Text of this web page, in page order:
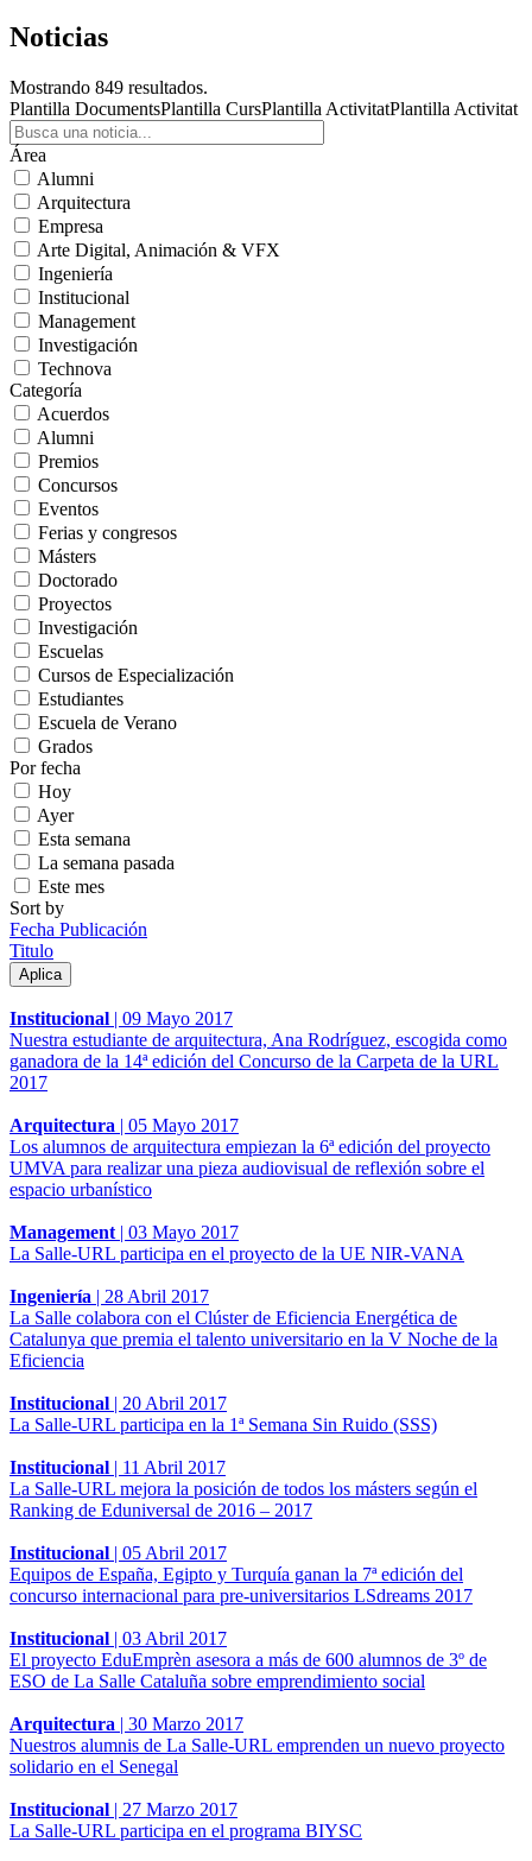
Noticias
Mostrando 849 resultados.
Plantilla DocumentsPlantilla CursPlantilla ActivitatPlantilla Activitat
Área
Alumni
Arquitectura
Empresa
Arte Digital, Animación & VFX
Ingeniería
Institucional
Management
Investigación
Technova
Categoría
Acuerdos
Alumni
Premios
Concursos
Eventos
Ferias y congresos
Másters
Doctorado
Proyectos
Investigación
Escuelas
Cursos de Especialización
Estudiantes
Escuela de Verano
Grados
Por fecha
Hoy
Ayer
Esta semana
La semana pasada
Este mes
Sort by
Fecha Publicación
Titulo
Institucional | 09 Mayo 2017
Nuestra estudiante de arquitectura, Ana Rodríguez, escogida como
ganadora de la 14ª edición del Concurso de la Carpeta de la URL
2017
Arquitectura | 05 Mayo 2017
Los alumnos de arquitectura empiezan la 6ª edición del proyecto
UMVA para realizar una pieza audiovisual de reflexión sobre el
espacio urbanístico
Management | 03 Mayo 2017
La Salle-URL participa en el proyecto de la UE NIR-VANA
Ingeniería | 28 Abril 2017
La Salle colabora con el Clúster de Eficiencia Energética de
Catalunya que premia el talento universitario en la V Noche de la
Eficiencia
Institucional | 20 Abril 2017
La Salle-URL participa en la 1ª Semana Sin Ruido (SSS)
Institucional | 11 Abril 2017
La Salle-URL mejora la posición de todos los másters según el
Ranking de Eduniversal de 2016 – 2017
Institucional | 05 Abril 2017
Equipos de España, Egipto y Turquía ganan la 7ª edición del
concurso internacional para pre-universitarios LSdreams 2017
Institucional | 03 Abril 2017
El proyecto EduEmprèn asesora a más de 600 alumnos de 3º de
ESO de La Salle Cataluña sobre emprendimiento social
Arquitectura | 30 Marzo 2017
Nuestros alumnis de La Salle-URL emprenden un nuevo proyecto
solidario en el Senegal
Institucional | 27 Marzo 2017
La Salle-URL participa en el programa BIYSC